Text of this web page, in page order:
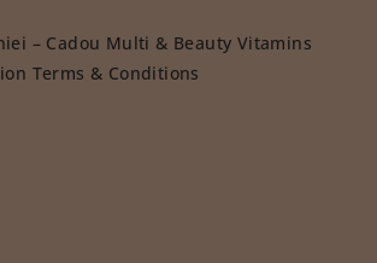
– Cadou Multi & Beauty Vitamins
Terms & Conditions